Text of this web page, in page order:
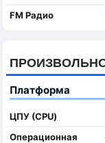
FM Радио
Платформа
ЦПУ (CPU)
Oперационная